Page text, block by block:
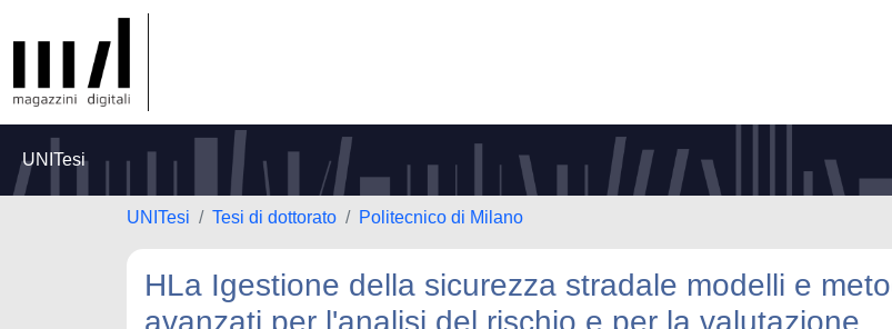
UNITesi
UNITesi Tesi di dottorato Politecnico di Milano
HLa Igestione della sicurezza stradale modelli e
avanzati per l'analisi del rischio e per la valutazione